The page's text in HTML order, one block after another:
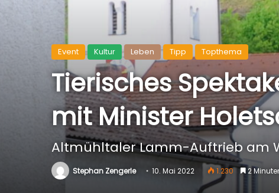
Event Kultur Leben Tipp Topthema
Tierisches
mit Minister
Altmühltaler Lamm-Auftrieb am
Stephan Zengerle 10. Mai 2022 1.230 2